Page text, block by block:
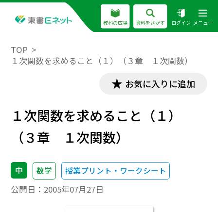
教科の広場 資料をさがす ログイン メニュー
TOP
１次関数を求めること（１）（３章 １次関数）
お気に入りに追加
１次関数を求めること（１）
（３章 １次関数）
中 数学 授業プリント・ワークシート
公開日： 2005年07月27日